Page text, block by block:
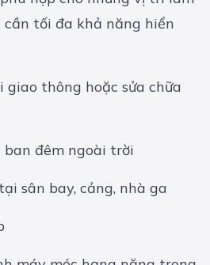
cần tối đa khả năng hiển
giao thông hoặc sửa chữa
ban đêm ngoài trời
sân bay, cảng, nhà ga